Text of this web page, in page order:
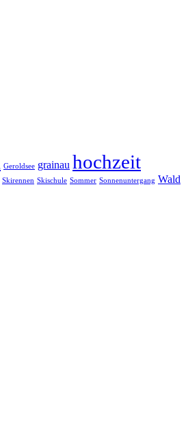
Geroldsee grainau hochzeit
Skirennen Skischule Sommer Sonnenuntergang Wald